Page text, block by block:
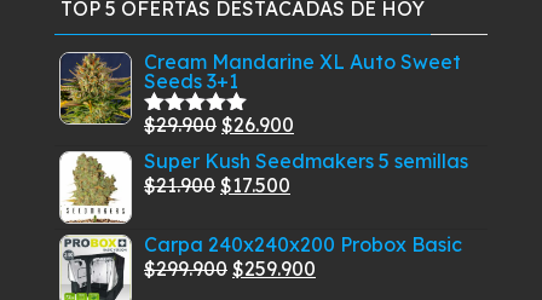
elegir
la
de
producto
TOP 5 OFERTAS DESTACADAS DE HOY
Cream Mandarine XL Auto Sweet
Seeds 3+1
Valorado
con
5.00de
5
$29.900 El
precio
original
$29.900.
$26.900
precio
$26.900.
Super Kush Seedmakers 5 semillas
$21.900 El
original
era:
$17.500
actual
es:
Carpa 240x240x200 Probox Basic
$299.900 El
$259.900